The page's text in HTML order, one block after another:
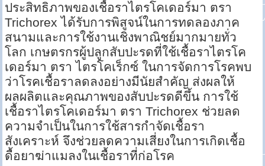
ประสิทธิภาพของเชื้อราไตรโคเดอร์มา ตรา
Trichorex ได้รับการพิสูจน์ในการทดลองภาค
สนามและการใช้งานเชิงพาณิชย์มากมายทั่ว
โลก เกษตรกรผู้ปลูกสับปะรดที่ใช้เชื้อราไตรโค
เดอร์มา ตรา ไตรโคเร็กซ์ ในการจัดการโรคพบ
ว่าโรคเชื้อราลดลงอย่างมีนัยสำคัญ ส่งผลให้
ผลผลิตและคุณภาพของสับปะรดดีขึ้น การใช้
เชื้อราไตรโคเดอร์มา ตรา Trichorex ช่วยลด
ความจำเป็นในการใช้สารกำจัดเชื้อรา
สังเคราะห์ จึงช่วยลดความเสี่ยงในการเกิดเชื้อ
ดื้อยาฆ่าแมลงในเชื้อราที่ก่อโรค